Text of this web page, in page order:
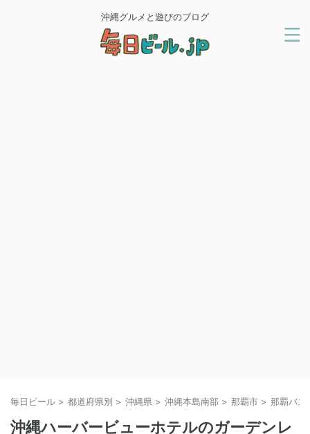
沖縄グルメと遊びのブログ
毎日ビール > 都道府県別 > 沖縄県 > 沖縄本島南部 > 那覇市 > 那覇バス
沖縄ハーバービューホテルのガーデンレ